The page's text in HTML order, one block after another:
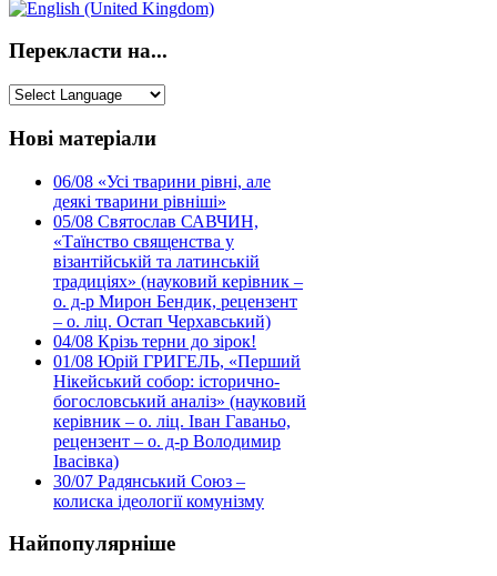
Перекласти на...
Нові матеріали
06/08 «Усі тварини рівні, але
деякі тварини рівніші»
05/08 Святослав САВЧИН,
«Таїнство священства у
візантійській та латинській
традиціях» (науковий керівник –
о. д-р Мирон Бендик, рецензент
– о. ліц. Остап Черхавський)
04/08 Крізь терни до зірок!
01/08 Юрій ГРИГЕЛЬ, «Перший
Нікейський собор: історично-
богословський аналіз» (науковий
керівник – о. ліц. Іван Гаваньо,
рецензент – о. д-р Володимир
Івасівка)
30/07 Радянський Союз –
колиска ідеології комунізму
Найпопулярніше